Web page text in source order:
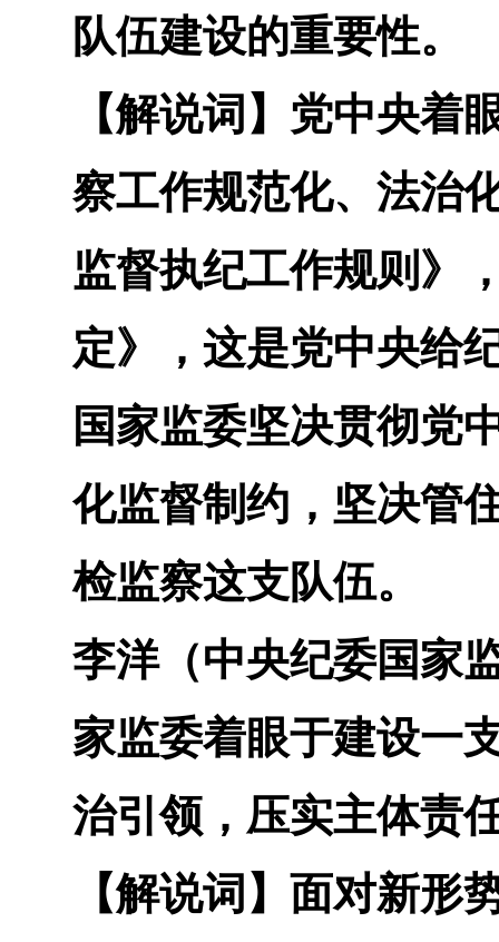
队伍建设的重要性。
【解说词】 党中央着
察工作规范化、法治
监督执纪工作规则》
定》，这是党中央给
国家监委坚决贯彻党
化监督制约，坚决管
检监察这支队伍。
李洋（中央纪委国家
家监委着眼于建设一
治引领，压实主体责
【解说词】 面对新形